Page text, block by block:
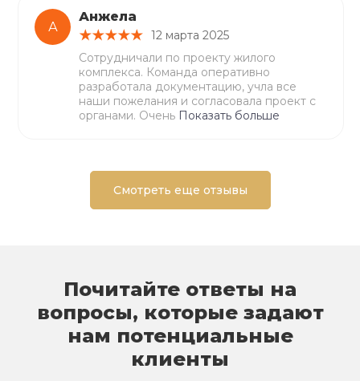
А
Анжела
12 марта 2025
Сотрудничали по проекту жилого
комплекса. Команда оперативно
разработала документацию, учла все
наши пожелания и согласовала проект с
органами. Очень Показать больше
Смотреть еще отзывы
Почитайте ответы на
вопросы, которые задают
нам потенциальные
клиенты